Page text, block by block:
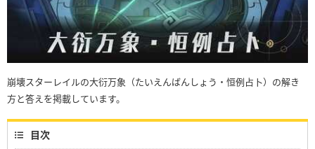
崩壊スターレイルの大衍万象（たいえんばんしょう・恒例占卜）の解き
方と答えを掲載しています。
目次